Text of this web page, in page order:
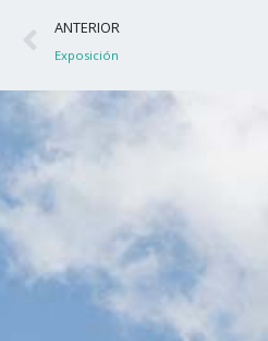
Ant
ANTERIOR
Exposición